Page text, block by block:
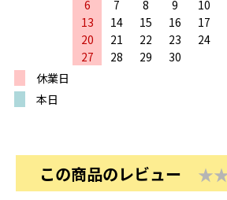
6
7 8 9 10
13
14 15 16 17
20
21 22 23 24
27
28 29
30
休業日
本日
この商品のレビュー